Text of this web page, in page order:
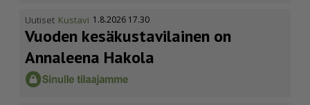
Uutiset Kustavi 1.8.2026 17.30
Vuoden kesäkus­ta­vi­lainen on
Annaleena Hakola